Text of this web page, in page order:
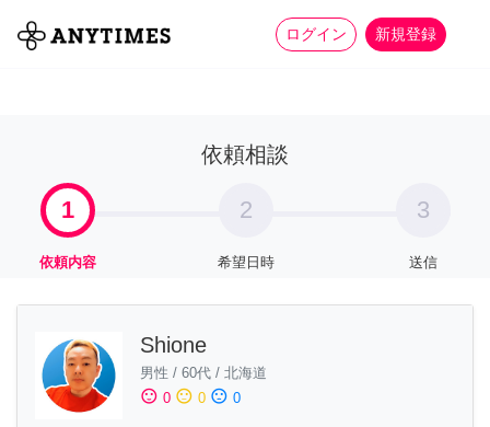
ログイン 新規登録
全て 家事 more_horiz
依頼相談
1
依頼内容
2
希望日時
3
送信
Shione
男性 / 60代 / 北海道
sentiment_satisfied 0 sentiment_neutral 0 sentiment_dissatisfied 0